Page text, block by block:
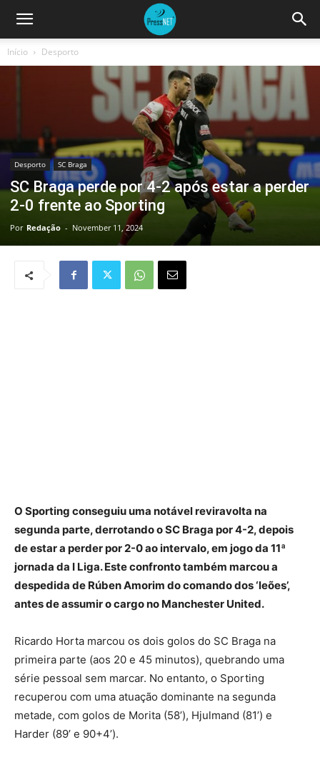
Início Desporto
Desporto SC Braga
SC Braga perde por 4-2 após estar a perder
2-0 frente ao Sporting
Por Redação - November 11, 2024
O Sporting conseguiu uma notável reviravolta na
segunda parte, derrotando o SC Braga por 4-2, depois
de estar a perder por 2-0 ao intervalo, em jogo da 11ª
jornada da I Liga. Este confronto também marcou a
despedida de Rúben Amorim do comando dos ‘leões’,
antes de assumir o cargo no Manchester United.
Ricardo Horta marcou os dois golos do SC Braga na
primeira parte (aos 20 e 45 minutos), quebrando uma
série pessoal sem marcar. No entanto, o Sporting
recuperou com uma atuação dominante na segunda
metade, com golos de Morita (58’), Hjulmand (81’) e
Harder (89’ e 90+4’).